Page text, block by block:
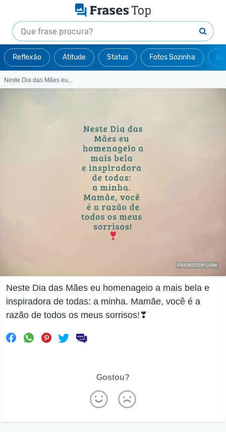
Reflexão Atitude Status Fotos Sozinha
Neste Dia das Mães eu...
Neste Dia das Mães eu homenageio a mais bela e
inspiradora de todas: a minha. Mamãe, você é a
razão de todos os meus sorrisos!❣
Gostou?